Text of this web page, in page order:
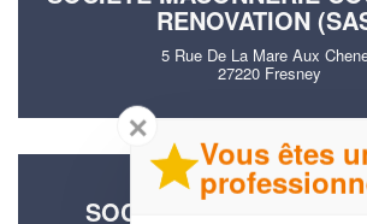
RENOVATION
5 Rue De La Mare Aux
27220 Fresney
SOCIÉTÉ DECO FACADE
✕
Vous êtes